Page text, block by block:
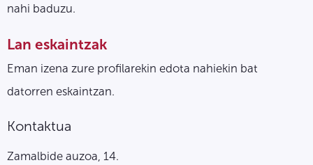
nahi baduzu.
Lan eskaintzak
Eman izena zure profilarekin edota nahiekin bat
datorren eskaintzan.
Kontaktua
Zamalbide auzoa, 14.